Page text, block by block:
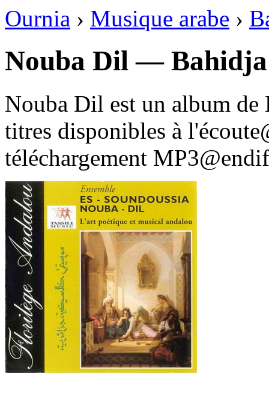
Ournia › Musique arabe ›
Nouba Dil —
Nouba Dil est un album de
titres disponibles à
téléchargement